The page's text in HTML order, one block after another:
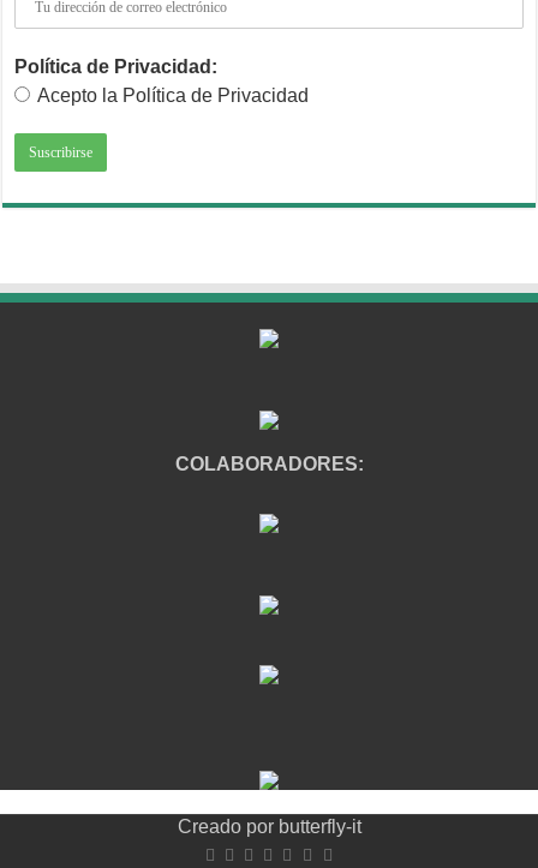
Política de Privacidad:
Acepto la Política de Privacidad
COLABORADORES:
Creado por butterfly-it